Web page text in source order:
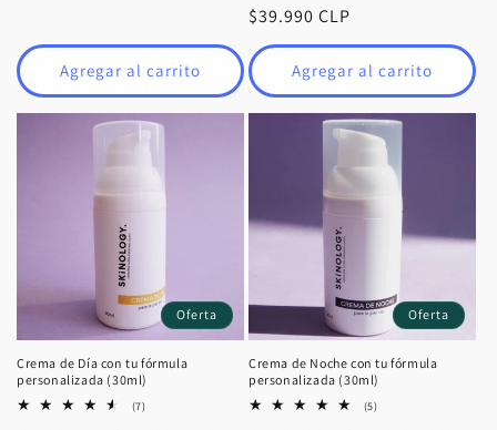
Agregar al carrito
Precio
habitual
$39.990 CLP
Agregar al carrito
Oferta
Crema de Día con tu fórmula
personalizada (30ml)
(7)7
Oferta
Crema de Noche con tu fórmula
personalizada (30ml)
(5)5